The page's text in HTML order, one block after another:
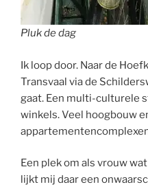
Pluk de dag
Ik loop door. Naar de
Transvaal via de
gaat. Een multi-culturele
winkels. Veel hoogbouw
Een plek om als vrouw
lijkt mij daar een